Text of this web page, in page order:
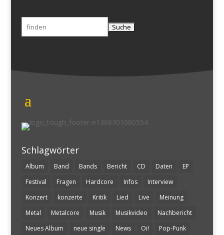
Suchen
nach:
Schlagwörter
Album Band Bands Bericht CD Daten
EP
Festival
Fragen Hardcore Infos
Interview
Konzert
konzerte Kritik Lied Live
Meinung
Metal
Metalcore Musik Musikvideo
Nachbericht
Neues Album
neue single News Oi! Pop-Punk